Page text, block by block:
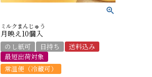
ミルクまんじゅう
月映え10個入
のし紙可 日持ち
送料込み
最短出荷対象
常温便（冷蔵可）